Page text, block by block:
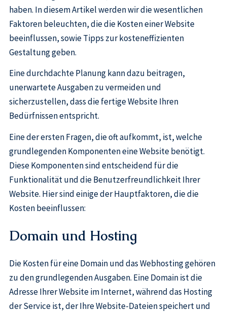
haben. In diesem Artikel werden wir die wesentlichen
Faktoren beleuchten, die die Kosten einer Website
beeinflussen, sowie Tipps zur kosteneffizienten
Gestaltung geben.
Eine durchdachte Planung kann dazu beitragen,
unerwartete Ausgaben zu vermeiden und
sicherzustellen, dass die fertige Website Ihren
Bedürfnissen entspricht.
Eine der ersten Fragen, die oft aufkommt, ist, welche
grundlegenden Komponenten eine Website benötigt.
Diese Komponenten sind entscheidend für die
Funktionalität und die Benutzerfreundlichkeit Ihrer
Website. Hier sind einige der Hauptfaktoren, die die
Kosten beeinflussen:
Domain und Hosting
Die Kosten für eine Domain und das Webhosting gehören
zu den grundlegenden Ausgaben. Eine Domain ist die
Adresse Ihrer Website im Internet, während das Hosting
der Service ist, der Ihre Website-Dateien speichert und